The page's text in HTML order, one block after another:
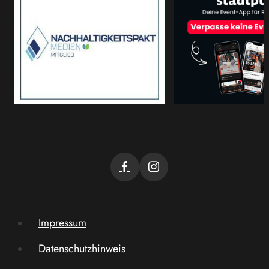
Impressum
Datenschutzhinweis